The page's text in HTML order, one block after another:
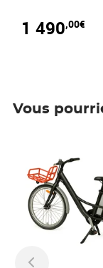
1 490,00€
Vous